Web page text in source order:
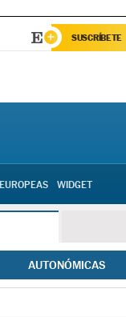
SUSCRÍBETE
EUROPEAS WIDGET
AUTONÓMICAS